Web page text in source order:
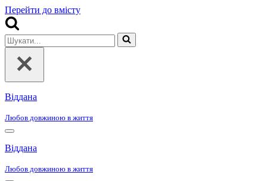
Перейти до вмісту
Шукати...
Віддана
Любов довжиною в життя
Меню
навігації
Віддана
Любов довжиною в життя